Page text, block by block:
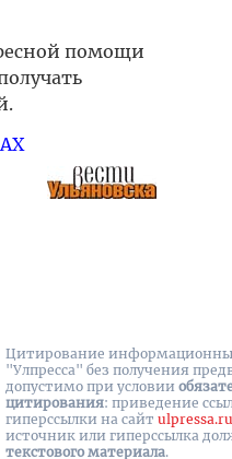
помощи
Цитирование
"Улпресса" без получения
допустимо при условии
цитирования: приведение
гиперссылки на cайт ulpressa.ru
источник или гиперссылка
текстового материала.